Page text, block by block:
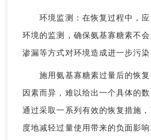
环境监测：在恢复过程中，应
环境的监测，确保氨基寡糖素不会
渗漏等方式对环境造成进一步污染
施用氨基寡糖素过量后的恢复
因素而异，难以给出一个具体的数
通过采取一系列有效的恢复措施
度地减轻过量使用带来的负面影